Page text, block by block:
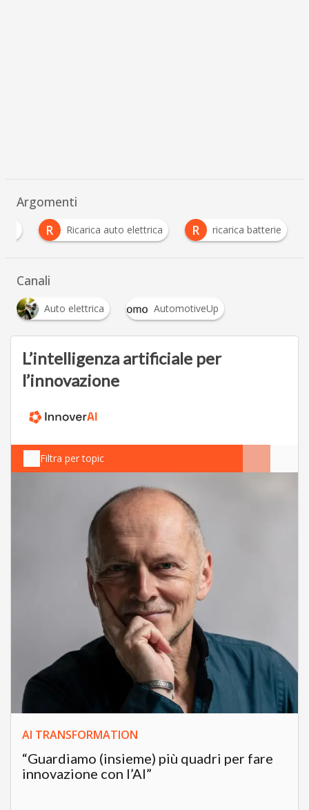
Argomenti
R Ricarica auto elettrica R ricarica batterie
Canali
Auto elettrica AutomotiveUp
L’intelligenza artificiale per
l’innovazione
Filtra per topic
AI TRANSFORMATION
“Guardiamo (insieme) più quadri per fare
innovazione con l’AI”